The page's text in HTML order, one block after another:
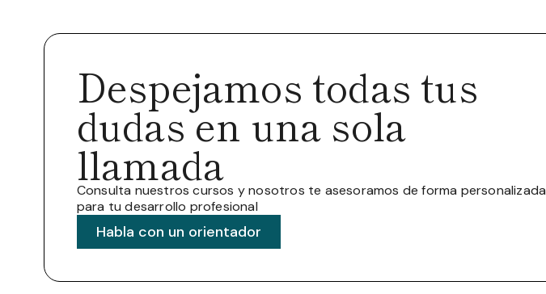
Despejamos todas tus
dudas en una sola
llamada
Consulta nuestros cursos y nosotros te asesoramos de forma personalizada
para tu desarrollo profesional
Habla con un orientador